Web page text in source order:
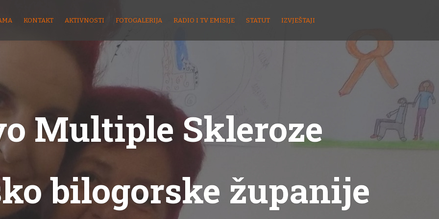
KONTAKT AKTIVNOSTI FOTOGALERIJA RADIO I TV EMISIJE STATUT IZVJEŠTAJI
Multiple Skleroze
bilogorske županije